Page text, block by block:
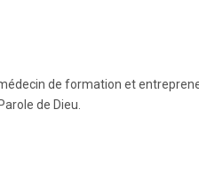
de formation et
de Dieu.